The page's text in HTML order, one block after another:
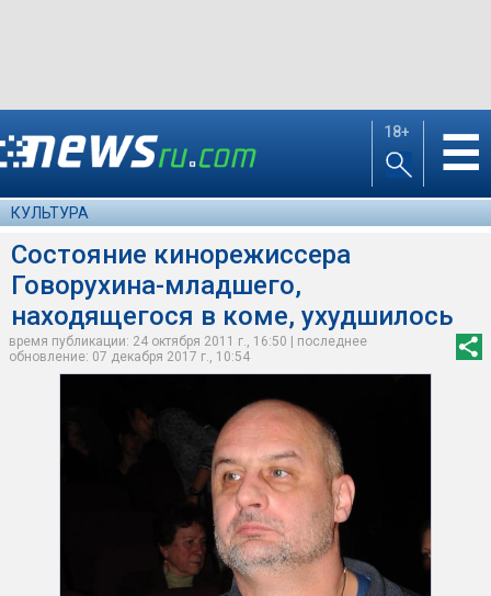
18+ ☰
КУЛЬТУРА
Состояние кинорежиссера
Говорухина-младшего,
находящегося в коме, ухудшилось
время публикации: 24 октября 2011 г., 16:50 | последнее
обновление: 07 декабря 2017 г., 10:54